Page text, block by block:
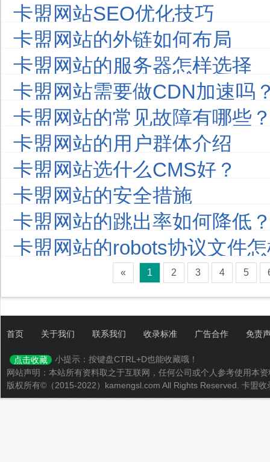
卡盟网站SEO优化技巧
卡盟网站的外链如何布局
卡盟网站的服务器怎样选择
卡盟网站需要做CDN加速吗
卡盟网站的常见故障有哪些
卡盟网站的用户群体介绍
卡盟网站选什么CMS好？
卡盟网站的安全措施
卡盟网站的跳出率如何降低
卡盟网站的robots协议文件
« 1 2 3 4 5
首页 关于我们 联系我们 收录标准 广告合作 免责
点击收藏
小提示：按键盘CTRL+D也能收藏哦！
网站声明：本站所有资料取之于互联网，任何公司或个人参考使用本
版权所有©（2015-2022）kamengsl.com All Rights Reserved. 卡盟收